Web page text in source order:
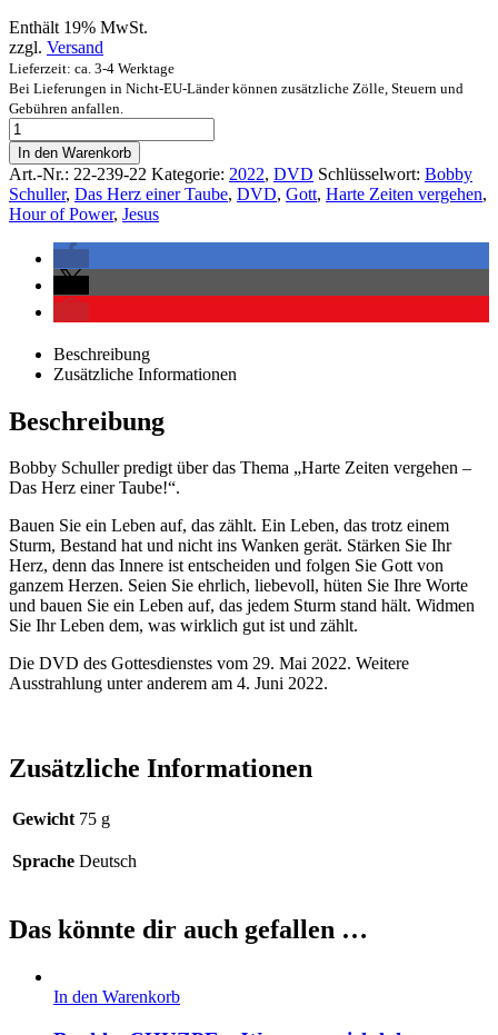
Enthält 19% MwSt.
zzgl. Versand
Lieferzeit: ca. 3-4 Werktage
Bei Lieferungen in Nicht-EU-Länder können zusätzliche Zölle, Steuern und
Gebühren anfallen.
In den Warenkorb
Art.-Nr.: 22-239-22 Kategorie: 2022, DVD Schlüsselwort: Bobby
Schuller, Das Herz einer Taube, DVD, Gott, Harte Zeiten vergehen,
Hour of Power, Jesus
Beschreibung
Zusätzliche Informationen
Beschreibung
Bobby Schuller predigt über das Thema „Harte Zeiten vergehen –
Das Herz einer Taube!“.
Bauen Sie ein Leben auf, das zählt. Ein Leben, das trotz einem
Sturm, Bestand hat und nicht ins Wanken gerät. Stärken Sie Ihr
Herz, denn das Innere ist entscheiden und folgen Sie Gott von
ganzem Herzen. Seien Sie ehrlich, liebevoll, hüten Sie Ihre Worte
und bauen Sie ein Leben auf, das jedem Sturm stand hält. Widmen
Sie Ihr Leben dem, was wirklich gut ist und zählt.
Die DVD des Gottesdienstes vom 29. Mai 2022. Weitere
Ausstrahlung unter anderem am 4. Juni 2022.
Zusätzliche Informationen
Gewicht 75 g
Sprache Deutsch
Das könnte dir auch gefallen …
In den Warenkorb